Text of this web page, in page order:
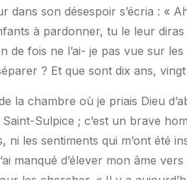
son désespoir s’écria : «
à pardonner, tu le leur diras
de fois ne l’ai- je pas vue sur
? Et que sont dix ans,
la chambre où je priais Dieu
Sulpice ; c’est un brave
ni les sentiments qui m’ont été
manqué d’élever mon âme